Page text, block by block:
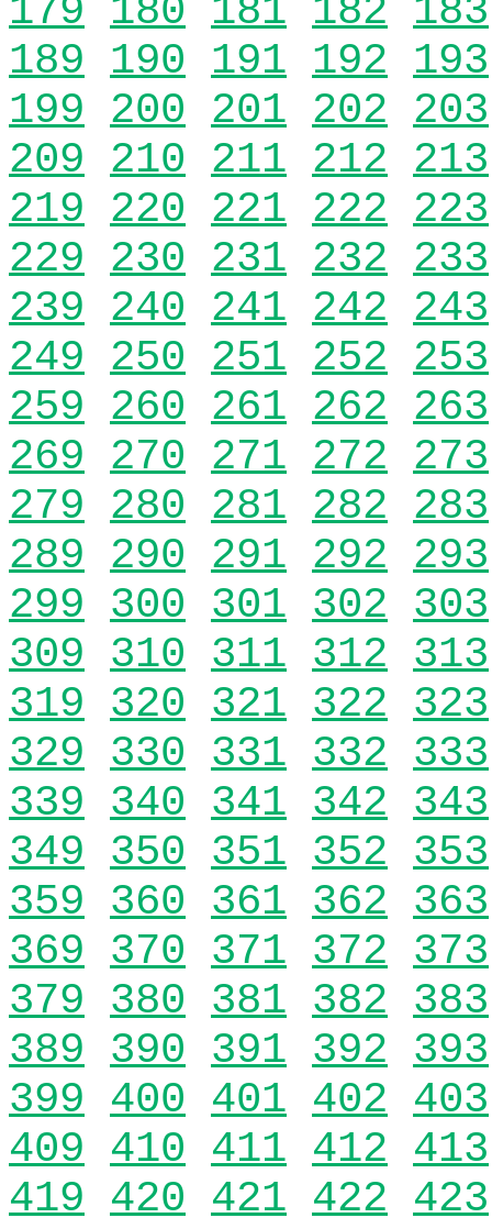
179 180 181 182 183
189 190 191 192 193
199 200 201 202 203
209 210 211 212 213
219 220 221 222 223
229 230 231 232 233
239 240 241 242 243
249 250 251 252 253
259 260 261 262 263
269 270 271 272 273
279 280 281 282 283
289 290 291 292 293
299 300 301 302 303
309 310 311 312 313
319 320 321 322 323
329 330 331 332 333
339 340 341 342 343
349 350 351 352 353
359 360 361 362 363
369 370 371 372 373
379 380 381 382 383
389 390 391 392 393
399 400 401 402 403
409 410 411 412 413
419 420 421 422 423